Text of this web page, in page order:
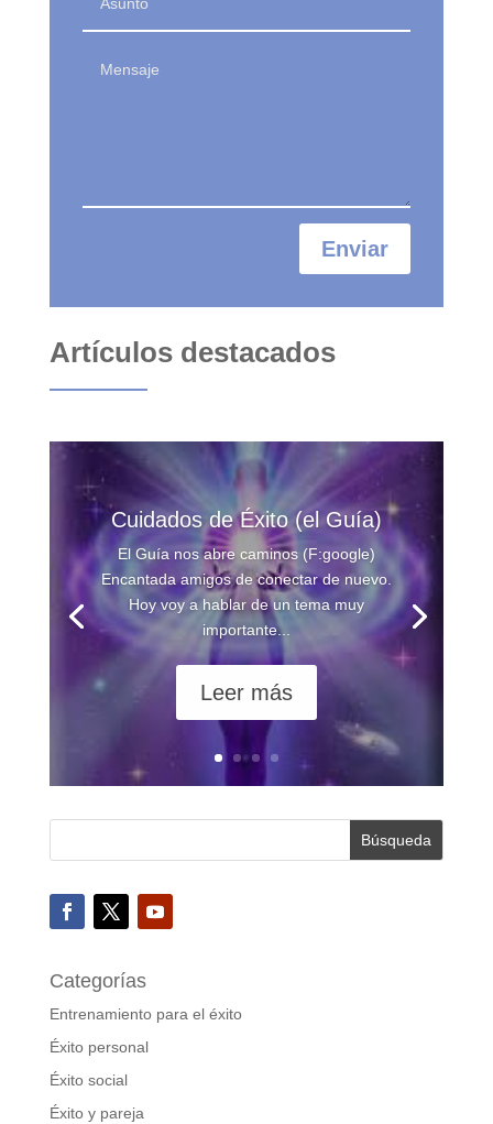
Enviar
Artículos destacados
Cuidados de Éxito (el Guía)
El Guía nos abre caminos (F:google)
Encantada amigos de conectar de nuevo.
Hoy voy a hablar de un tema muy
importante...
Leer más
Categorías
Entrenamiento para el éxito
Éxito personal
Éxito social
Éxito y pareja